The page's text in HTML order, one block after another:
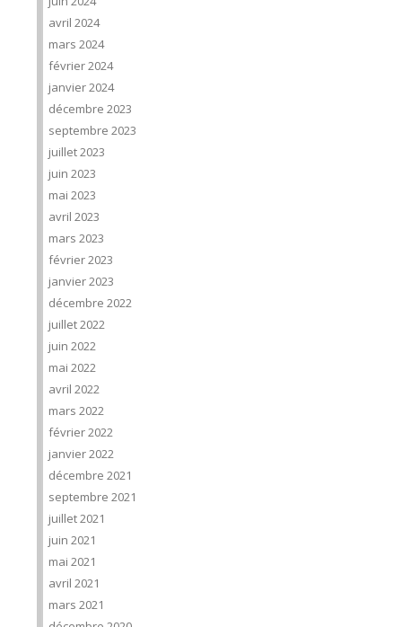
avril 2024
mars 2024
février 2024
janvier 2024
décembre 2023
septembre 2023
juillet 2023
juin 2023
mai 2023
avril 2023
mars 2023
février 2023
janvier 2023
décembre 2022
juillet 2022
juin 2022
mai 2022
avril 2022
mars 2022
février 2022
janvier 2022
décembre 2021
septembre 2021
juillet 2021
juin 2021
mai 2021
avril 2021
mars 2021